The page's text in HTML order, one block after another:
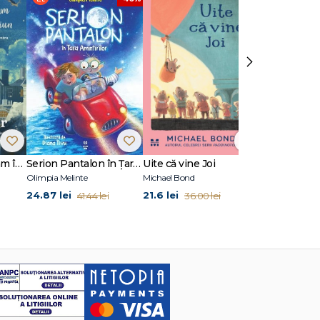
Noaptea în care l-am întâlnit pe Moș Crăciun Serion Pantalon în Țara Amintirilor
Olimpia Melinte
24.87 lei 41.44 lei
Uite că vine Joi
Michael Bond
21.6 lei 36.00 lei
›